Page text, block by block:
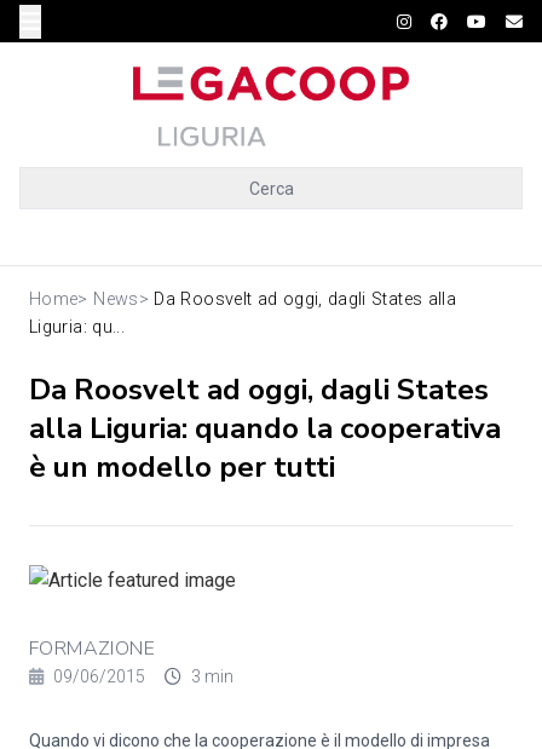
Cerca
Home> News> Da Roosvelt ad oggi, dagli States alla
Liguria: qu...
Da Roosvelt ad oggi, dagli States
alla Liguria: quando la cooperativa
è un modello per tutti
FORMAZIONE
09/06/2015 3 min
Quando vi dicono che la cooperazione è il modello di impresa